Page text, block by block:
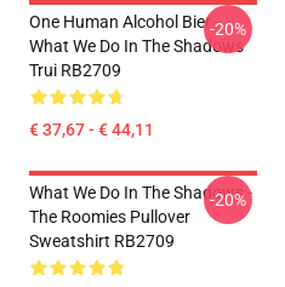
One Human Alcohol Bier -
What We Do In The Shadows
Trui RB2709
€ 37,67 - € 44,11
-20%
What We Do In The Shadows -
The Roomies Pullover
Sweatshirt RB2709
-20%